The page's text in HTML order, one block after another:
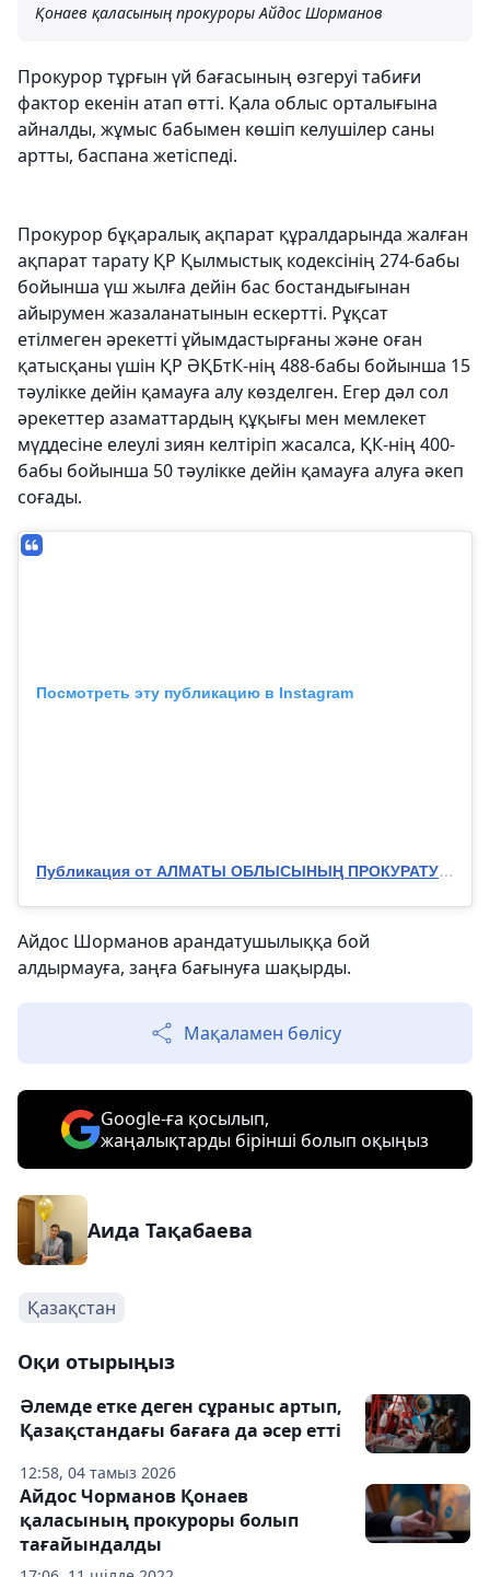
Қонаев қаласының прокуроры Айдос Шорманов
Прокурор тұрғын үй бағасының өзгеруі табиғи
фактор екенін атап өтті. Қала облыс орталығына
айналды, жұмыс бабымен көшіп келушілер саны
артты, баспана жетіспеді.
Прокурор бұқаралық ақпарат құралдарында жалған
ақпарат тарату ҚР Қылмыстық кодексінің 274-бабы
бойынша үш жылға дейін бас бостандығынан
айырумен жазаланатынын ескертті. Рұқсат
етілмеген әрекетті ұйымдастырғаны және оған
қатысқаны үшін ҚР ӘҚБтК-нің 488-бабы бойынша 15
тәулікке дейін қамауға алу көзделген. Егер дәл сол
әрекеттер азаматтардың құқығы мен мемлекет
мүддесіне елеулi зиян келтiрiп жасалса, ҚК-нің 400-
бабы бойынша 50 тәулікке дейін қамауға алуға әкеп
соғады.
Посмотреть эту публикацию в Instagram
Публикация от АЛМАТЫ ОБЛЫСЫНЫҢ ПРОКУРАТУРАСЫ (@almaty_obl_prok)
Айдос Шорманов арандатушылыққа бой
алдырмауға, заңға бағынуға шақырды.
Мақаламен бөлісу
Google-ға қосылып,
жаңалықтарды бірінші болып оқыңыз
Аида Тақабаева
Қазақстан
Оқи отырыңыз
12:58, 04 тамыз 2026
Әлемде етке деген сұраныс артып,
Қазақстандағы бағаға да әсер етті
Айдос Чорманов Қонаев
қаласының прокуроры болып
тағайындалды